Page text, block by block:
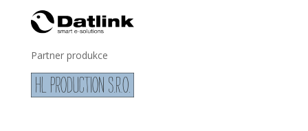
Partner produkce